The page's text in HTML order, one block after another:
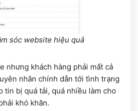
sóc website hiệu quả
nhưng khách hàng phải mất cả
nhân chính dẫn tới tình trạng
tin bị quá tải, quá nhiều làm cho
khó khăn.